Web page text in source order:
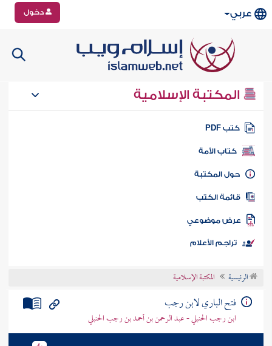
عربي دخول
المكتبة الإسلامية
كتب PDF
كتاب الأمة
المكتبة
الكتب
موضوعي
تراجم الأعلام
الرئيسية المكتبة الإسلامية
فتح الباري لابن رجب
ابن رجب الحنبلي - عبد الرحمن بن أحمد بن رجب الحنبلي